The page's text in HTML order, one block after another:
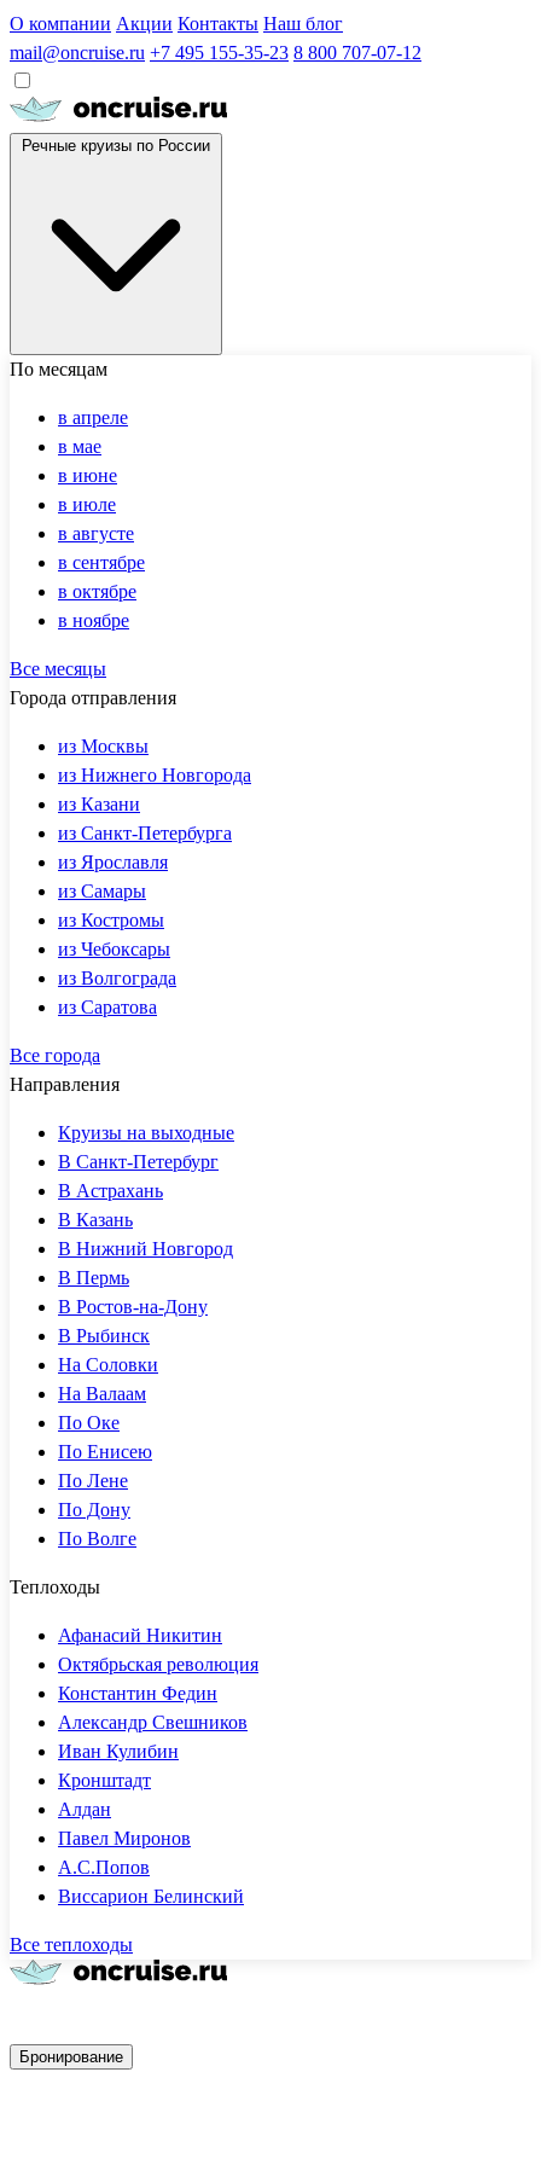
О компании Акции Контакты Наш блог
mail@oncruise.ru +7 495 155-35-23 8 800 707-07-12
По месяцам
в апреле
в мае
в июне
в июле
в августе
в сентябре
в октябре
в ноябре
Все месяцы
Города отправления
из Москвы
из Нижнего Новгорода
из Казани
из Санкт-Петербурга
из Ярославля
из Самары
из Костромы
из Чебоксары
из Волгограда
из Саратова
Все города
Направления
Круизы на выходные
В Санкт-Петербург
В Астрахань
В Казань
В Нижний Новгород
В Пермь
В Ростов-на-Дону
В Рыбинск
На Соловки
На Валаам
По Оке
По Енисею
По Лене
По Дону
По Волге
Теплоходы
Афанасий Никитин
Октябрьская революция
Константин Федин
Александр Свешников
Иван Кулибин
Кронштадт
Алдан
Павел Миронов
А.С.Попов
Виссарион Белинский
Все теплоходы
Бронирование